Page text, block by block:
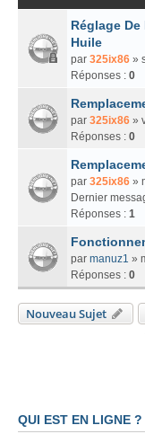
Réglage
Huile
par 325ix86 »
Réponses : 0
par 325ix86 »
Réponses : 0
par 325ix86 »
Dernier
Réponses : 1
par manuz1 »
Réponses : 0
Nouveau Sujet
QUI EST EN LIGNE ?